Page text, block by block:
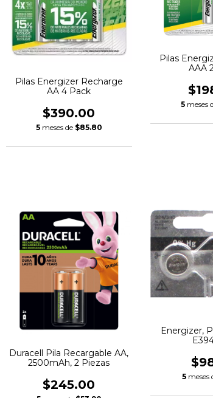
Pilas Energizer Recharge
AA 4 Pack
$390.00
5 meses de $85.80
Pilas
AAA
5 meses
Duracell Pila Recargable AA,
2500mAh, 2 Piezas
$245.00
Energizer,
5 meses